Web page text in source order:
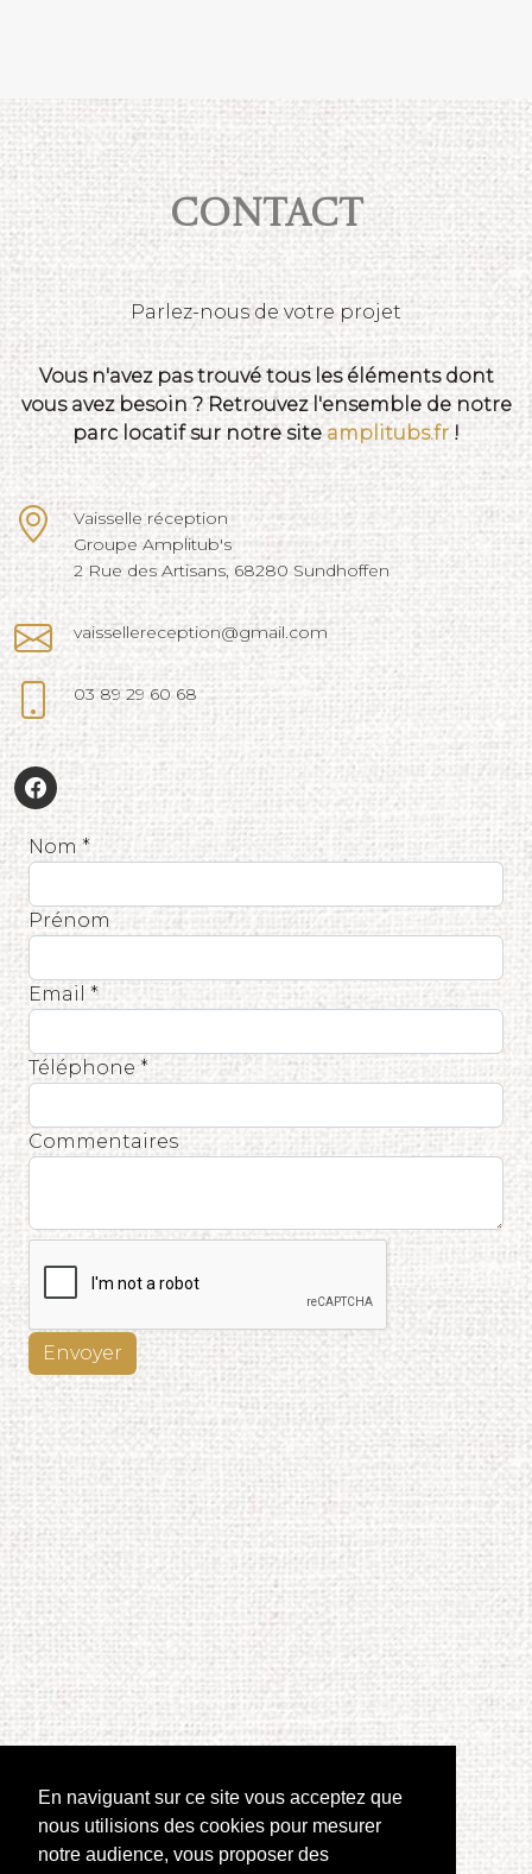
En naviguant sur ce site vous acceptez que
nous utilisions des cookies pour mesurer
notre audience, vous proposer des
Contact
Parlez-nous de votre projet
Vous n'avez pas trouvé tous les éléments dont
vous avez besoin ? Retrouvez l'ensemble de notre
parc locatif sur notre site amplitubs.fr !
Vaisselle réception
Groupe Amplitub's
2 Rue des Artisans, 68280 Sundhoffen
vaissellereception@gmail.com
03 89 29 60 68
Nom *
Prénom
Email *
Téléphone *
Commentaires
Envoyer